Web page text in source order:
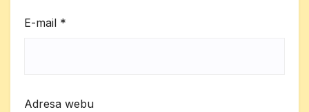
E-mail *
Adresa webu